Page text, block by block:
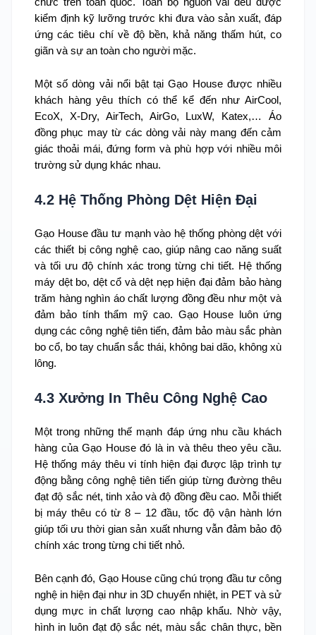
kiểm định kỹ lưỡng trước khi đưa vào sản xuất, đáp
ứng các tiêu chí về độ bền, khả năng thấm hút, co
giãn và sự an toàn cho người mặc.
Một số dòng vải nổi bật tại Gạo House được nhiều
khách hàng yêu thích có thể kể đến như AirCool,
EcoX, X-Dry, AirTech, AirGo, LuxW, Katex,… Áo
đồng phục may từ các dòng vải này mang đến cảm
giác thoải mái, đứng form và phù hợp với nhiều môi
trường sử dụng khác nhau.
4.2 Hệ Thống Phòng Dệt Hiện Đại
Gạo House đầu tư mạnh vào hệ thống phòng dệt với
các thiết bị công nghệ cao, giúp nâng cao năng suất
và tối ưu độ chính xác trong từng chi tiết. Hệ thống
máy dệt bo, dệt cổ và dệt nẹp hiện đại đảm bảo hàng
trăm hàng nghìn áo chất lượng đồng đều như một và
đảm bảo tính thẩm mỹ cao. Gạo House luôn ứng
dụng các công nghệ tiên tiến, đảm bảo màu sắc phàn
bo cổ, bo tay chuẩn sắc thái, không bai dão, không xù
lông.
4.3 Xưởng In Thêu Công Nghệ Cao
Một trong những thế mạnh đáp ứng nhu cầu khách
hàng của Gạo House đó là in và thêu theo yêu cầu.
Hệ thống máy thêu vi tính hiện đại được lập trình tự
động bằng công nghệ tiên tiến giúp từng đường thêu
đạt độ sắc nét, tinh xảo và độ đồng đều cao. Mỗi thiết
bị máy thêu có từ 8 – 12 đầu, tốc độ vận hành lớn
giúp tối ưu thời gian sản xuất nhưng vẫn đảm bảo độ
chính xác trong từng chi tiết nhỏ.
Bên cạnh đó, Gạo House cũng chú trọng đầu tư công
nghệ in hiện đại như in 3D chuyển nhiệt, in PET và sử
dụng mực in chất lượng cao nhập khẩu. Nhờ vậy,
hình in luôn đạt độ sắc nét, màu sắc chân thực, bền